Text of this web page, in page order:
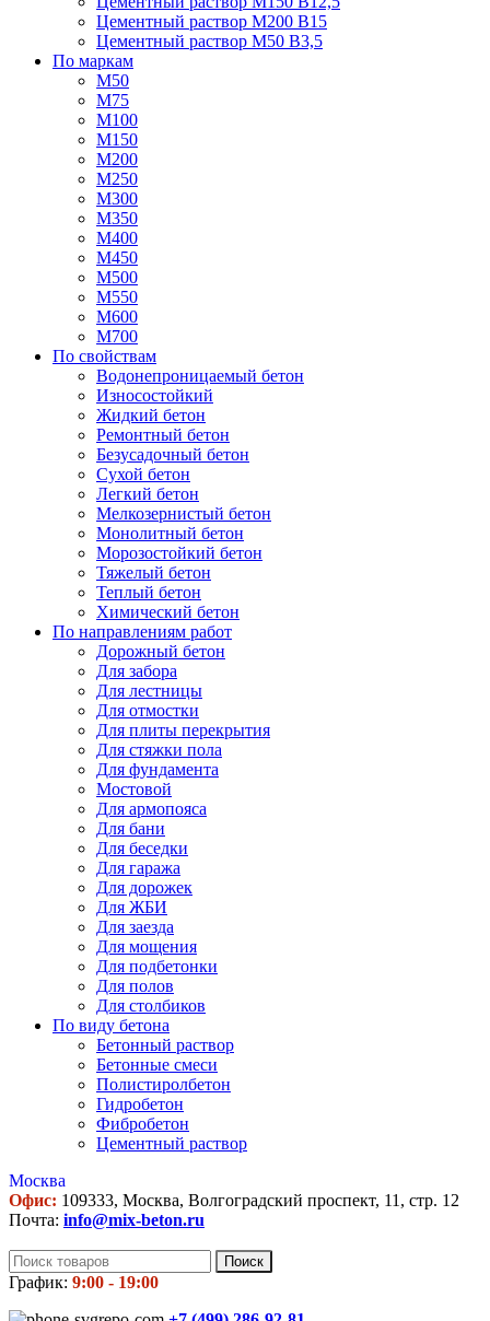
Цементный раствор М200 В15
Цементный раствор М50 В3,5
По маркам
М50
М75
М100
М150
М200
М250
М300
М350
М400
М450
М500
М550
М600
М700
По свойствам
Водонепроницаемый бетон
Износостойкий
Жидкий бетон
Ремонтный бетон
Безусадочный бетон
Сухой бетон
Легкий бетон
Мелкозернистый бетон
Монолитный бетон
Морозостойкий бетон
Тяжелый бетон
Теплый бетон
Химический бетон
По направлениям работ
Дорожный бетон
Для забора
Для лестницы
Для отмостки
Для плиты перекрытия
Для стяжки пола
Для фундамента
Мостовой
Для армопояса
Для бани
Для беседки
Для гаража
Для дорожек
Для ЖБИ
Для заезда
Для мощения
Для подбетонки
Для полов
Для столбиков
По виду бетона
Бетонный раствор
Бетонные смеси
Полистиролбетон
Гидробетон
Фибробетон
Цементный раствор
Москва
Офис: 109333, Москва, Волгоградский проспект, 11, стр. 12
Почта: info@mix-beton.ru
Поиск
График: 9:00 - 19:00